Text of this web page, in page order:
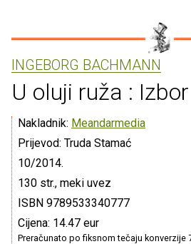
INGEBORG BACHMANN
U oluji ruža :
Nakladnik: Meandarmedia
Prijevod: Truda Stamać
10/2014.
130 str., meki uvez
ISBN 9789533340777
Cijena: 14.47 eur
Preračunato po fiksnom tečaju konverzije